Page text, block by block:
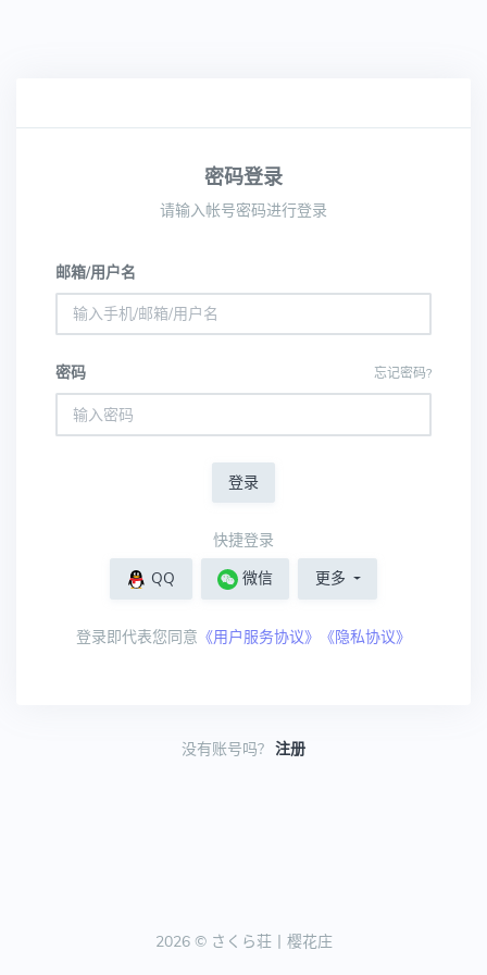
密码登录
请输入帐号密码进行登录
邮箱/用户名
密码 忘记密码?
登录
快捷登录
QQ
微信 更多
登录即代表您同意 《用户服务协议》《隐私协议》
没有账号吗? 注册
2026 © さくら荘丨樱花庄